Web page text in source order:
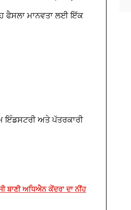
ਫੈਸਲਾ ਮਾਨਵਤਾ ਲਈ ਇੱਕ
ਇੰਡਸਟਰੀ ਅਤੇ ਪੱਤਰਕਾਰੀ
ਬਾਣੀ ਅਧਿਐਨ ਕੇਂਦਰ' ਦਾ ਨੀਂਹ